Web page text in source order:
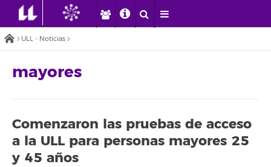
ULL - Noticias
mayores
Comenzaron las pruebas de acceso
a la ULL para personas mayores 25
y 45 años